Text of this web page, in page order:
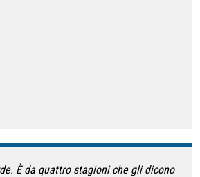
È da quattro stagioni che gli dicono